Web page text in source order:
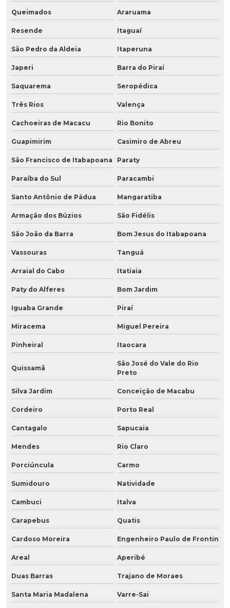
Queimados Araruama
Resende Itaguaí
São Pedro da Aldeia Itaperuna
Japeri Barra do Piraí
Saquarema Seropédica
Três Rios Valença
Cachoeiras de Macacu Rio Bonito
Guapimirim Casimiro de Abreu
São Francisco de Itabapoana Paraty
Paraíba do Sul Paracambi
Santo Antônio de Pádua Mangaratiba
Armação dos Búzios São Fidélis
São João da Barra Bom Jesus do Itabapoana
Vassouras Tanguá
Arraial do Cabo Itatiaia
Paty do Alferes Bom Jardim
Iguaba Grande Piraí
Miracema Miguel Pereira
Pinheiral Itaocara
Quissamã
São José do Vale do Rio
Preto
Silva Jardim Conceição de Macabu
Cordeiro Porto Real
Cantagalo Sapucaia
Mendes Rio Claro
Porciúncula Carmo
Sumidouro Natividade
Cambuci Italva
Carapebus Quatis
Cardoso Moreira Engenheiro Paulo de Frontin
Areal Aperibé
Duas Barras Trajano de Moraes
Santa Maria Madalena Varre-Sai